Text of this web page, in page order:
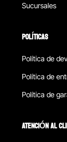
Sucursales
POLÍTICAS
Política de
Política de
Política de
ATENCIÓN AL